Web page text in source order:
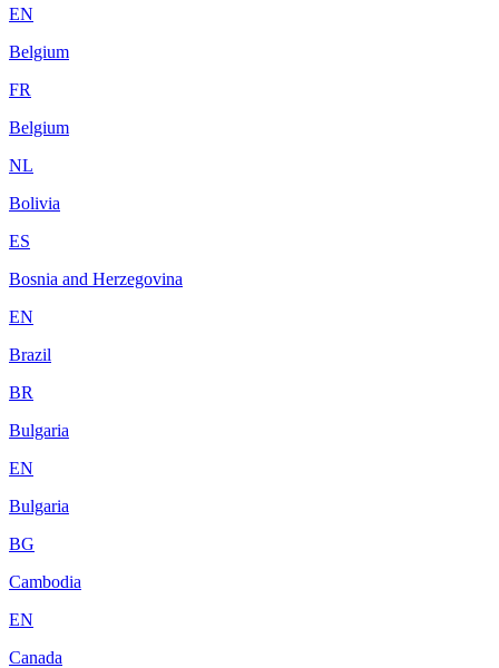
EN
Belgium
FR
Belgium
NL
Bolivia
ES
Bosnia and Herzegovina
EN
Brazil
BR
Bulgaria
EN
Bulgaria
BG
Cambodia
EN
Canada